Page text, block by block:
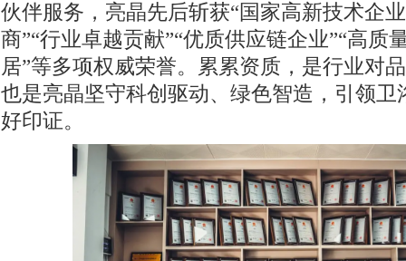
伙伴服务，亮晶先后斩获“国家高新技术企
商”“行业卓越贡献”“优质供应链企业”“高质
居”等多项权威荣誉。累累资质，是行业对
也是亮晶坚守科创驱动、绿色智造，引领卫
好印证。